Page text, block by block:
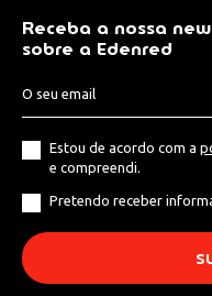
Receba a nossa
sobre a Edenred
Estou de acordo com a
e compreendi.
Pretendo receber